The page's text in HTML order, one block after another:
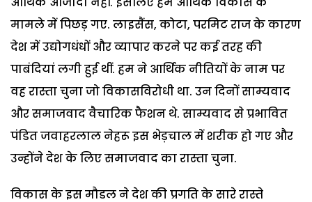
मामले में पिछड़ गए. लाइसैंस, कोटा, परमिट राज के कारण
देश में उद्योगधंधों और व्यापार करने पर कई तरह की
पाबंदियां लगी हुई थीं. हम ने आर्थिक नीतियों के नाम पर
वह रास्ता चुना जो विकासविरोधी था. उन दिनों साम्यवाद
और समाजवाद वैचारिक फैशन थे. साम्यवाद से प्रभावित
पंडित जवाहरलाल नेहरू इस भेड़चाल में शरीक हो गए और
उन्होंने देश के लिए समाजवाद का रास्ता चुना.
विकास के इस मौडल ने देश की प्रगति के सारे रास्ते